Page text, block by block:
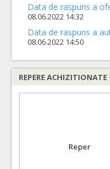
Data de raspuns a
08.06.2022 14:32
Data de raspuns a
08.06.2022 14:50
REPERE ACHIZITIONATE
Reper